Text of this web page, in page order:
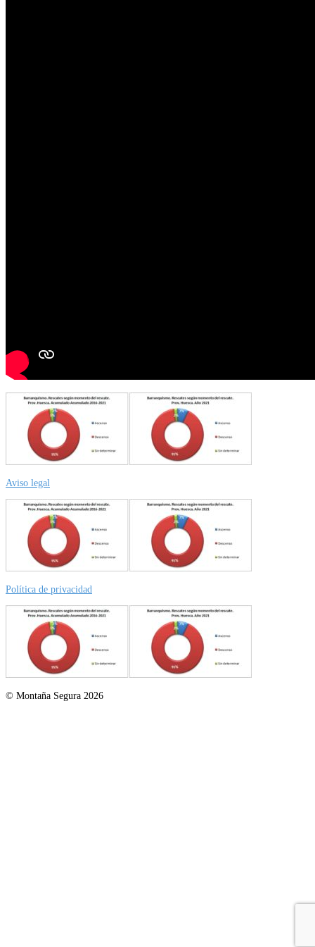
Aviso legal
Política de privacidad
© Montaña Segura 2026